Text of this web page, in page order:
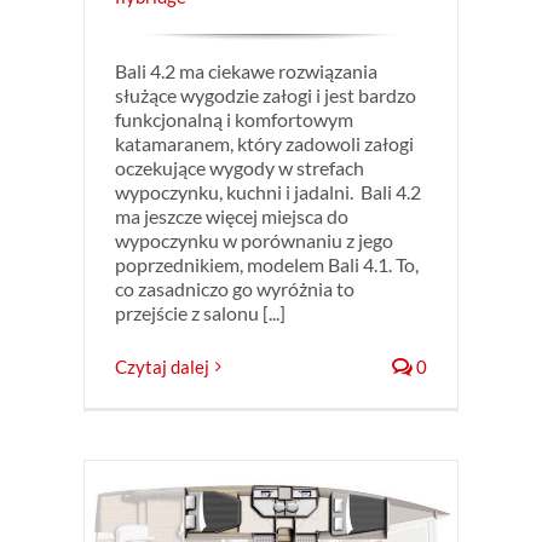
Bali 4.2 ma ciekawe rozwiązania
służące wygodzie załogi i jest bardzo
funkcjonalną i komfortowym
katamaranem, który zadowoli załogi
oczekujące wygody w strefach
wypoczynku, kuchni i jadalni. Bali 4.2
ma jeszcze więcej miejsca do
wypoczynku w porównaniu z jego
poprzednikiem, modelem Bali 4.1. To,
co zasadniczo go wyróżnia to
przejście z salonu [...]
Czytaj dalej 0